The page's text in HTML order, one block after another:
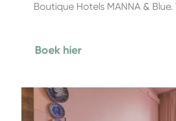
Boutique Hotels MANNA &
Boek hier